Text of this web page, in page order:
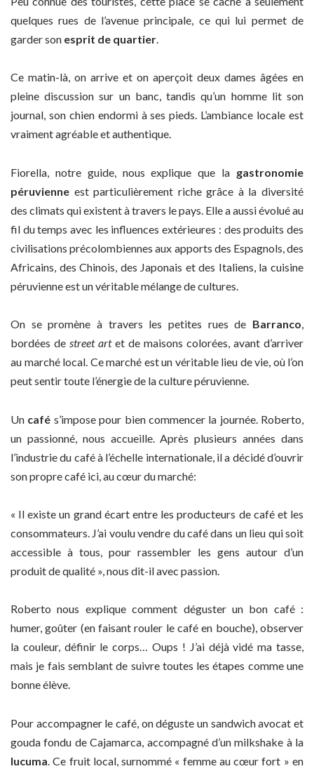
quelques rues de l’avenue principale, ce qui lui permet de
garder son esprit de quartier.
Ce matin-là, on arrive et on aperçoit deux dames âgées en
pleine discussion sur un banc, tandis qu’un homme lit son
journal, son chien endormi à ses pieds. L’ambiance locale est
vraiment agréable et authentique.
Fiorella, notre guide, nous explique que la gastronomie
péruvienne est particulièrement riche grâce à la diversité
des climats qui existent à travers le pays. Elle a aussi évolué au
fil du temps avec les influences extérieures : des produits des
civilisations précolombiennes aux apports des Espagnols, des
Africains, des Chinois, des Japonais et des Italiens, la cuisine
péruvienne est un véritable mélange de cultures.
On se promène à travers les petites rues de Barranco,
bordées de street artet de maisons colorées, avant d’arriver
au marché local. Ce marché est un véritable lieu de vie, où l’on
peut sentir toute l’énergie de la culture péruvienne.
Un café s’impose pour bien commencer la journée. Roberto,
un passionné, nous accueille. Après plusieurs années dans
l’industrie du café à l’échelle internationale, il a décidé d’ouvrir
son propre café ici, au cœur du marché:
« Il existe un grand écart entre les producteurs de café et les
consommateurs. J’ai voulu vendre du café dans un lieu qui soit
accessible à tous, pour rassembler les gens autour d’un
produit de qualité », nous dit-il avec passion.
Roberto nous explique comment déguster un bon café :
humer, goûter (en faisant rouler le café en bouche), observer
la couleur, définir le corps… Oups ! J’ai déjà vidé ma tasse,
mais je fais semblant de suivre toutes les étapes comme une
bonne élève.
Pour accompagner le café, on déguste un sandwich avocat et
gouda fondu de Cajamarca, accompagné d’un milkshake à la
lucuma. Ce fruit local, surnommé « femme au cœur fort » en